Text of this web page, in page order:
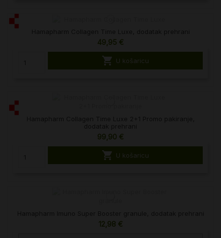
49,95 €
 U košaricu
99,90 €
 U košaricu
12,98 €